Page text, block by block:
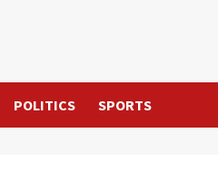
POLITICS SPORTS